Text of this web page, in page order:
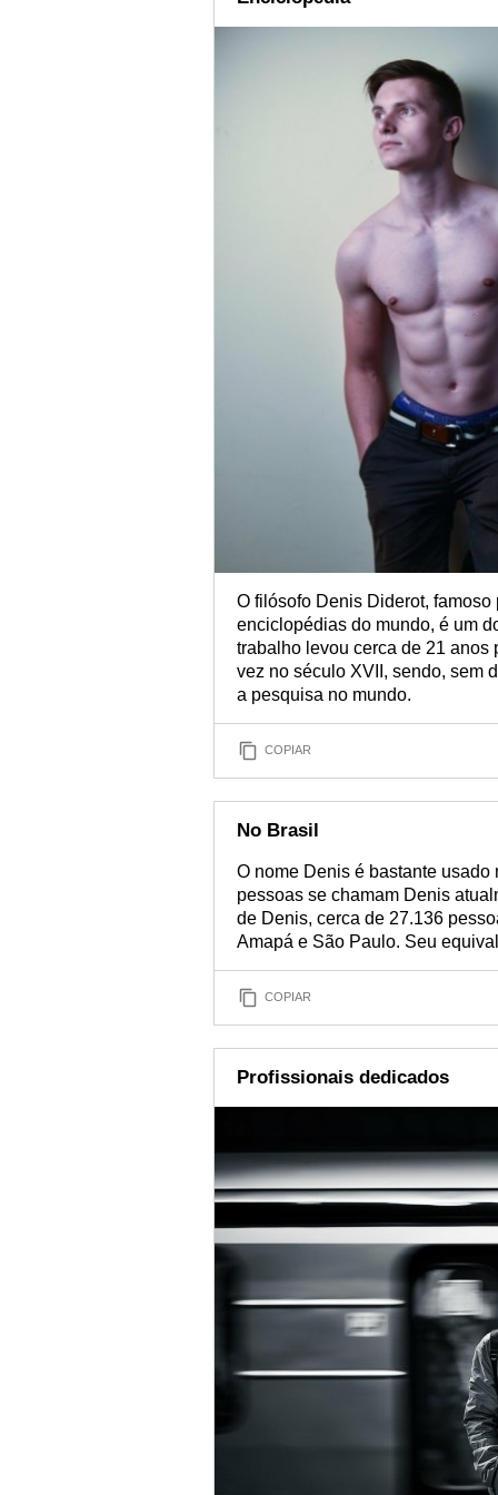
O filósofo Denis Diderot,
enciclopédias do mundo, é um
trabalho levou cerca de 21
vez no século XVII, sendo, sem
a pesquisa no mundo.
COPIAR
No Brasil
O nome Denis é bastante
pessoas se chamam Denis
de Denis, cerca de 27.136
Amapá e São Paulo. Seu
COPIAR
Profissionais dedicados